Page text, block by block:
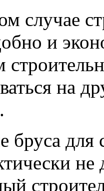
случае
и
на
бруса для
не